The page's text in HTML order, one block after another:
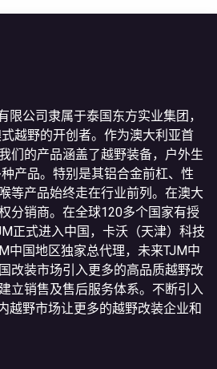
限公司隶属于泰国东方实业集团，
越野的开创者。作为澳大利亚首
们的产品涵盖了越野装备，户外生
产品。特别是其铝合金前杠、性
等产品始终走在行业前列。在澳大
分销商。在全球120多个国家有授
正式进入中国，卡沃（天津）科技
中国地区独家总代理，未来TJM中
改装市场引入更多的高品质越野改
立销售及售后服务体系。不断引入
越野市场让更多的越野改装企业和